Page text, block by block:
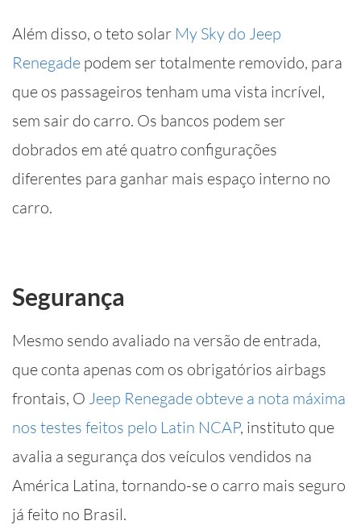
Além disso, o teto solar My Sky do Jeep
Renegade podem ser totalmente removido, para
que os passageiros tenham uma vista incrível,
sem sair do carro. Os bancos podem ser
dobrados em até quatro configurações
diferentes para ganhar mais espaço interno no
carro.
Segurança
Mesmo sendo avaliado na versão de entrada,
que conta apenas com os obrigatórios airbags
frontais, O Jeep Renegade obteve a nota máxima
nos testes feitos pelo Latin NCAP, instituto que
avalia a segurança dos veículos vendidos na
América Latina, tornando-se o carro mais seguro
já feito no Brasil.